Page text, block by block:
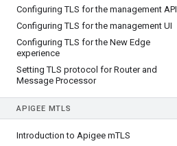
Configuring TLS for the management API
Configuring TLS for the management UI
Configuring TLS for the New Edge
experience
Setting TLS protocol for Router and
Message Processor
APIGEE MTLS
Introduction to Apigee mTLS